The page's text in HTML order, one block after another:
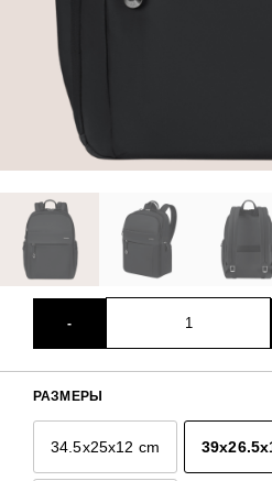
-
РАЗМЕРЫ
34.5x25x12 cm